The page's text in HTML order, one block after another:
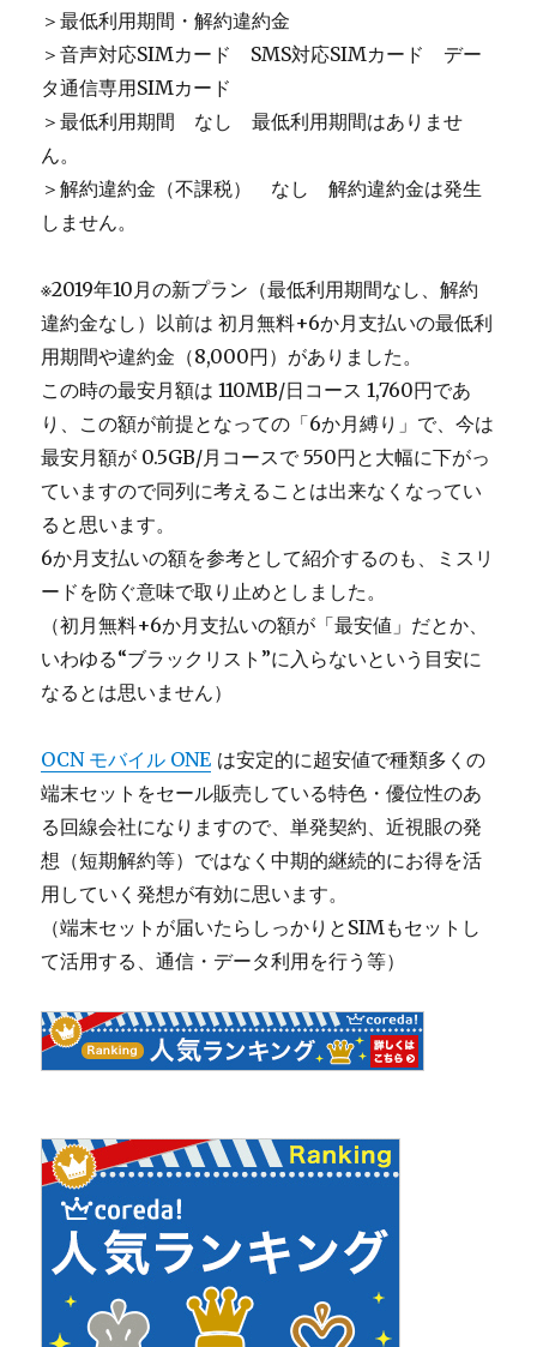
＞最低利用期間・解約違約金
＞音声対応SIMカード SMS対応SIMカード デー
タ通信専用SIMカード
＞最低利用期間 なし 最低利用期間はありませ
ん。
＞解約違約金（不課税） なし 解約違約金は発生
しません。
※2019年10月の新プラン（最低利用期間なし、解約
違約金なし）以前は 初月無料+6か月支払いの最低利
用期間や違約金（8,000円）がありました。
この時の最安月額は 110MB/日コース 1,760円であ
り、この額が前提となっての「6か月縛り」で、今は
最安月額が 0.5GB/月コースで 550円と大幅に下がっ
ていますので同列に考えることは出来なくなってい
ると思います。
6か月支払いの額を参考として紹介するのも、ミスリ
ードを防ぐ意味で取り止めとしました。
（初月無料+6か月支払いの額が「最安値」だとか、
いわゆる“ブラックリスト”に入らないという目安に
なるとは思いません）
OCN モバイル ONE は安定的に超安値で種類多くの
端末セットをセール販売している特色・優位性のあ
る回線会社になりますので、単発契約、近視眼の発
想（短期解約等）ではなく中期的継続的にお得を活
用していく発想が有効に思います。
（端末セットが届いたらしっかりとSIMもセットし
て活用する、通信・データ利用を行う等）